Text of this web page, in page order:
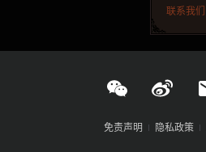
联系我们
免责声明 隐私政策